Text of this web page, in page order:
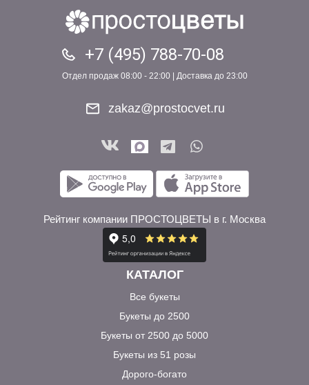
+7 (495) 788-70-08
Отдел продаж 08:00 - 22:00 | Доставка до 23:00
zakaz@prostocvet.ru
Рейтинг компании ПРОСТОЦВЕТЫ в г. Москва
КАТАЛОГ
Все букеты
Букеты до 2500
Букеты от 2500 до 5000
Букеты из 51 розы
Дорого-богато